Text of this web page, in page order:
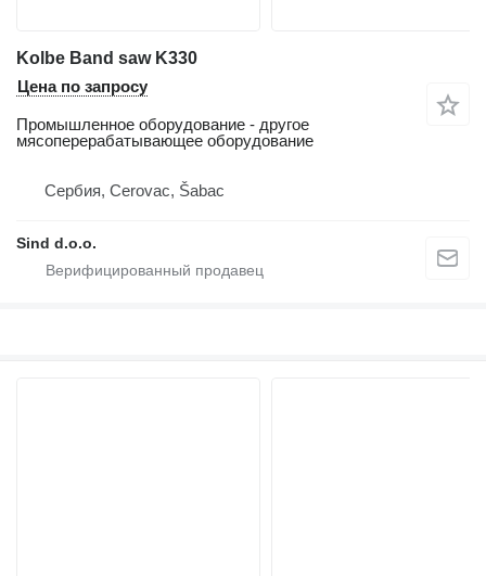
Kolbe Band saw K330
Цена по запросу
Промышленное оборудование - другое
мясоперерабатывающее оборудование
Сербия, Cerovac, Šabac
Sind d.o.o.